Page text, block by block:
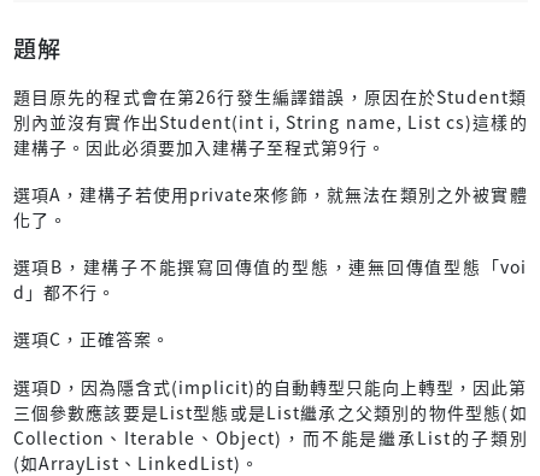
題解
題目原先的程式會在第26行發生編譯錯誤，原因在於Student類
別內並沒有實作出Student(int i, String name, List cs)這樣的
建構子。因此必須要加入建構子至程式第9行。
選項A，建構子若使用private來修飾，就無法在類別之外被實體
化了。
選項B，建構子不能撰寫回傳值的型態，連無回傳值型態「voi
d」都不行。
選項C，正確答案。
選項D，因為隱含式(implicit)的自動轉型只能向上轉型，因此第
三個參數應該要是List型態或是List繼承之父類別的物件型態(如
Collection、Iterable、Object)，而不能是繼承List的子類別
(如ArrayList、LinkedList)。